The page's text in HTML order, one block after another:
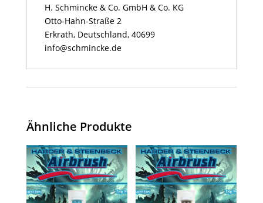
H. Schmincke & Co. GmbH & Co. KG
Otto-Hahn-Straße 2
Erkrath, Deutschland, 40699
info@schmincke.de
Ähnliche Produkte